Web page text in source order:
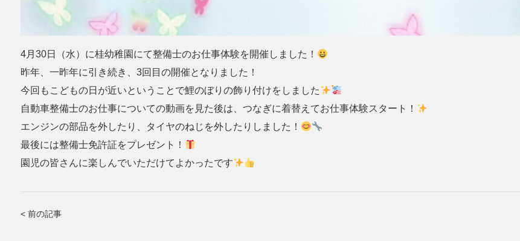
4月30日（水）に桂幼稚園にて整備士のお仕事体験を開催しました！
昨年、一昨年に引き続き、3回目の開催となりました！
今回もこどもの日が近いということで鯉のぼりの飾り付けをしました
自動車整備士のお仕事についての動画を見た後は、つなぎに着替えてお仕事体験スタート！
エンジンの部品を外したり、タイヤのねじを外したりしました！
最後には整備士免許証をプレゼント！
園児の皆さんに楽しんでいただけてよかったです
< 前の記事